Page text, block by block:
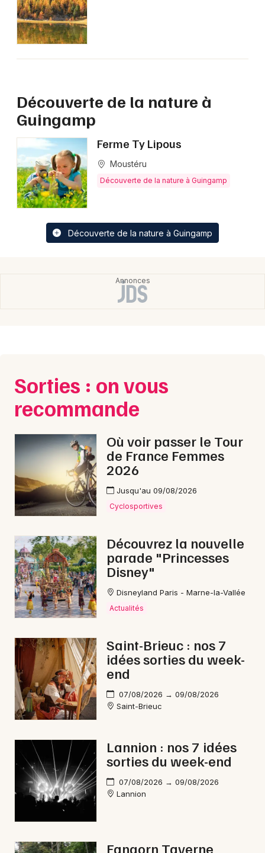
Activités outdoor dans les Côtes d'Armor
Activités outdoor en Bretagne
Newsletter des sorties
Artistes en tournée
Actus à Guingamp
Magazine à Guingamp
Mon email
Je m'abonne
Découverte de la nature à
Guingamp
Ferme Ty Lipous
Moustéru
Découverte de la nature à Guingamp
Découverte de la nature à Guingamp
Sorties : on vous
recommande
Où voir passer le Tour
de France Femmes
2026
Jusqu'au 09/08/2026
Cyclosportives
Découvrez la nouvelle
parade "Princesses
Disney"
Disneyland Paris - Marne-la-Vallée
Actualités
Saint-Brieuc : nos 7
idées sorties du week-
end
07/08/2026 → 09/08/2026
Saint-Brieuc
Lannion : nos 7 idées
sorties du week-end
07/08/2026 → 09/08/2026
Lannion
Fangorn Taverne